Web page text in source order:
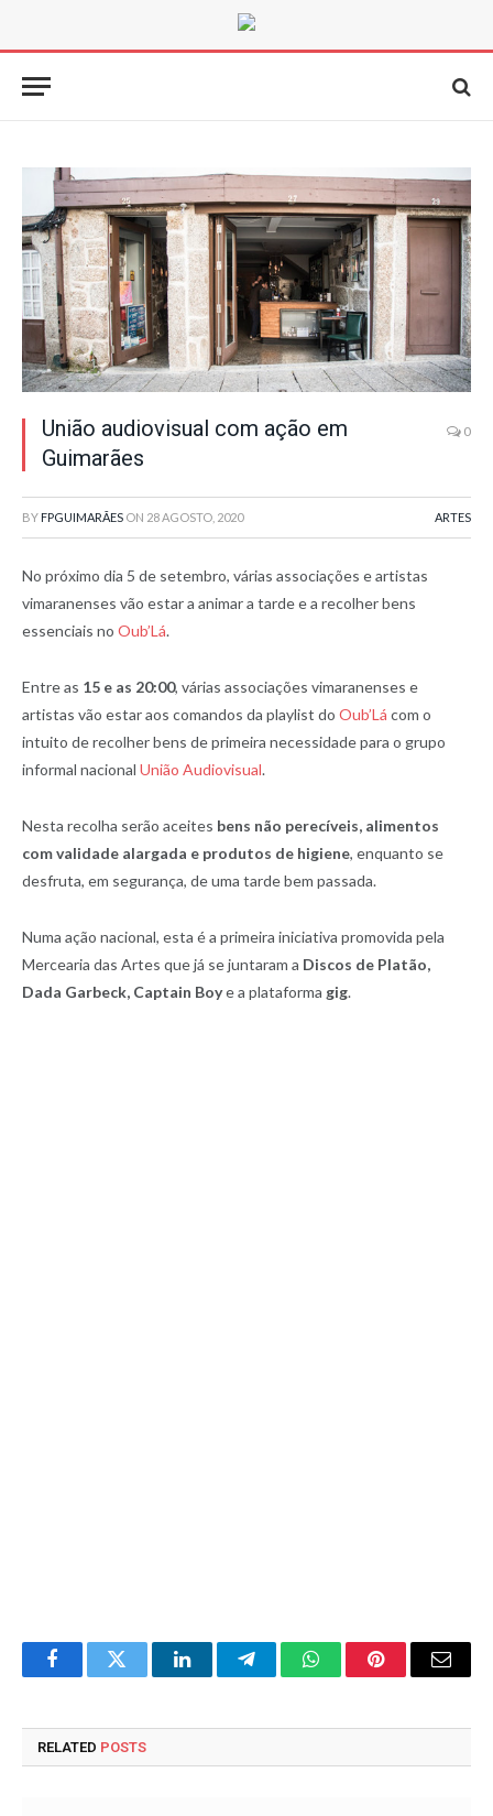
União audiovisual com ação em
Guimarães
0
BY FPGUIMARÃES ON 28 AGOSTO, 2020 ARTES
No próximo dia 5 de setembro, várias associações e artistas
vimaranenses vão estar a animar a tarde e a recolher bens
essenciais no Oub’Lá.
Entre as 15 e as 20:00, várias associações vimaranenses e
artistas vão estar aos comandos da playlist do Oub’Lá com o
intuito de recolher bens de primeira necessidade para o grupo
informal nacional União Audiovisual.
Nesta recolha serão aceites bens não perecíveis, alimentos
com validade alargada e produtos de higiene, enquanto se
desfruta, em segurança, de uma tarde bem passada.
Numa ação nacional, esta é a primeira iniciativa promovida pela
Mercearia das Artes que já se juntaram a Discos de Platão,
Dada Garbeck, Captain Boye a plataforma gig.
FacebookTwitter LinkedInTelegramWhatsAppPinterestEmail
RELATED POSTS